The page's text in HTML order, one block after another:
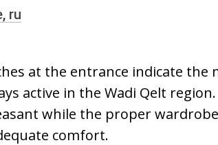
ru
at the entrance indicate the
active in the Wadi Qelt
while the proper
comfort.